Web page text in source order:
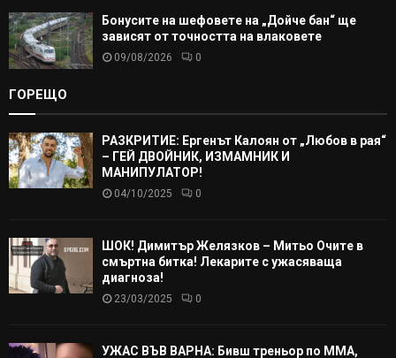
Бонусите на шефовете на „Дойче бан“ ще
зависят от точността на влаковете
09/08/2026 0
ГОРЕЩО
РАЗКРИТИЕ: Ергенът Калоян от „Любов в рая“
– ГЕЙ ДВОЙНИК, ИЗМАМНИК И
МАНИПУЛАТОР!
04/10/2025 0
ШОК! Димитър Желязков – Митьо Очите в
смъртна битка! Лекарите с ужасяваща
диагноза!
23/03/2025 0
УЖАС ВЪВ ВАРНА: Бивш треньор по ММА,